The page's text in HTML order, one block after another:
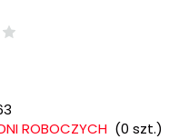
ROBOCZYCH (0 szt.)